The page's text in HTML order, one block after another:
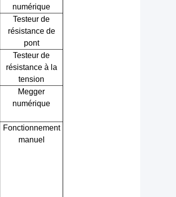
numérique
Testeur de
résistance de
pont
Testeur de
résistance à la
tension
Megger
numérique
Fonctionnement
manuel